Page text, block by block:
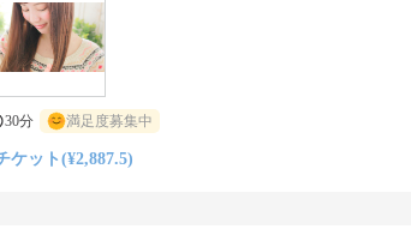
30分 満足度募集中
ケット(¥2,887.5)